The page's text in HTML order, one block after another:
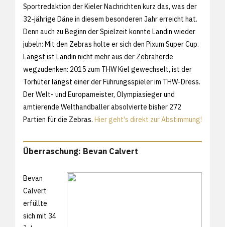
Sportredaktion der Kieler Nachrichten kurz das, was der
32-jährige Däne in diesem besonderen Jahr erreicht hat.
Denn auch zu Beginn der Spielzeit konnte Landin wieder
jubeln: Mit den Zebras holte er sich den Pixum Super Cup.
Längst ist Landin nicht mehr aus der Zebraherde
wegzudenken: 2015 zum THW Kiel gewechselt, ist der
Torhüter längst einer der Führungsspieler im THW-Dress.
Der Welt- und Europameister, Olympiasieger und
amtierende Welthandballer absolvierte bisher 272
Partien für die Zebras. Hier geht's direkt zur Abstimmung!
Überraschung: Bevan Calvert
Bevan
Calvert
erfüllte
sich mit 34